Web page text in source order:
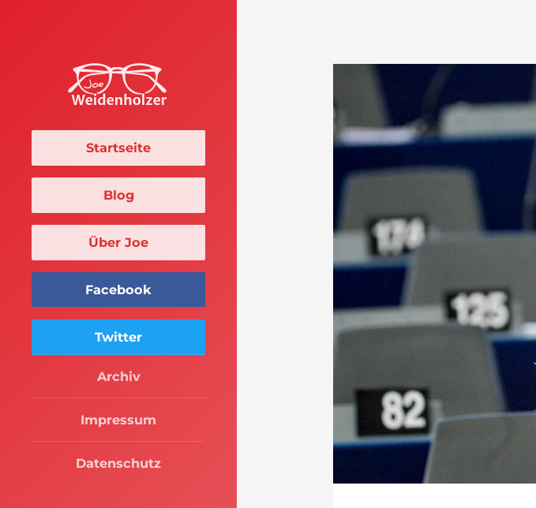
Startseite
Blog
Über Joe
Facebook
Twitter
Archiv
Impressum
Datenschutz